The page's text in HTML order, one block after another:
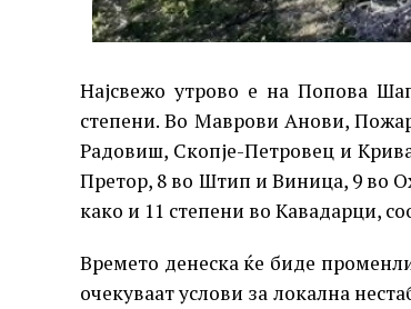
Најсвежо утрово е на Попова
степени. Во Mаврови Анови,
Радовиш, Скопје-Петровец и
Претор, 8 во Штип и Виница, 9 во
како и 11 степени во Кавадарци,
Времето денеска ќе биде
очекуваат услови за локална